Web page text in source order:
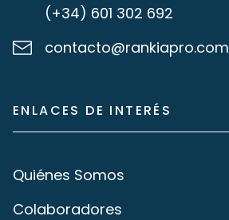
(+34) 601 302 692
contacto@rankiapro.com
ENLACES DE INTERÉS
Quiénes Somos
Colaboradores